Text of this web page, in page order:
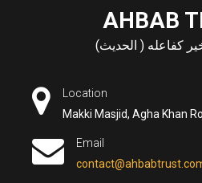
AHBAB
كفاعله ( الحديث)
Location
Makki Masjid, Agha Khan
Email